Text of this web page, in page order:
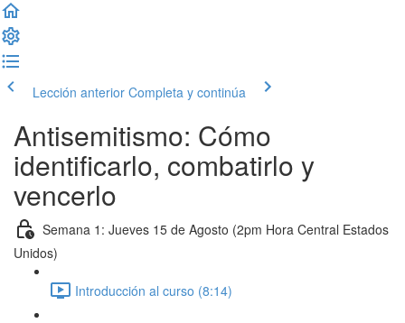
Lección anterior Completa y continúa
Antisemitismo: Cómo
identificarlo, combatirlo y
vencerlo
Semana 1: Jueves 15 de Agosto (2pm Hora Central Estados
Unidos)
Introducción al curso (8:14)